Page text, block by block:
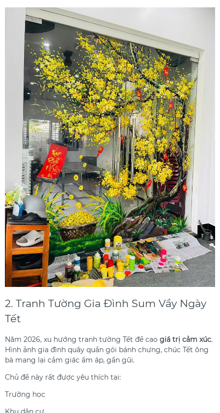
2. Tranh Tường Gia Đình Sum Vầy Ngày
Tết
Năm 2026, xu hướng tranh tường Tết đề cao giá trị cảm xúc.
Hình ảnh gia đình quây quần gói bánh chưng, chúc Tết ông
bà mang lại cảm giác ấm áp, gần gũi.
Chủ đề này rất được yêu thích tại:
Trường học